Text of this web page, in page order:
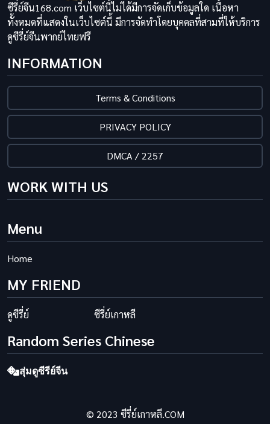
ซีรี่ย์จีน168.com เว็บไซต์นี้ไม่ได้มีการจัดเก็บข้อมูลใด เนื้อหา
ทั้งหมดที่แสดงในเว็บไซต์นี้ มีการจัดทำโดยบุคคลที่สามที่ให้บริการ
ดูซีรี่ย์จีนพากย์ไทยฟรี
INFORMATION
Terms & Conditions
PRIVACY POLICY
DMCA / 2257
WORK WITH US
Menu
Home
MY FRIEND
ดูซีรี่ย์ ซีรี่ย์เกาหลี
Random Series Chinese
สุ่มดูซีรีย์จีน
© 2023 ซีรี่ย์เกาหลี.COM